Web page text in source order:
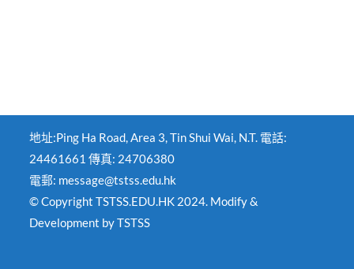
地址:Ping Ha Road, Area 3, Tin Shui Wai, N.T. 電話:
24461661 傳真: 24706380
電郵: message@tstss.edu.hk
© Copyright TSTSS.EDU.HK 2024. Modify &
Development by TSTSS